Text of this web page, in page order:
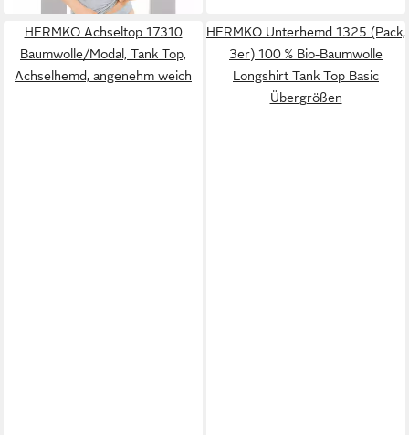
HERMKO Achseltop 17310
Baumwolle/Modal, Tank Top,
Achselhemd, angenehm weich
HERMKO Unterhemd 1325 (Pack,
3er) 100 % Bio-Baumwolle
Longshirt Tank Top Basic
Übergrößen